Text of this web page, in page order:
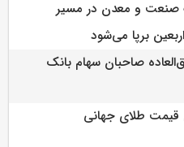
صنعت و معدن در مسیر
برپا می‌شود
صاحبان سهام بانک
قیمت طلای جهانی